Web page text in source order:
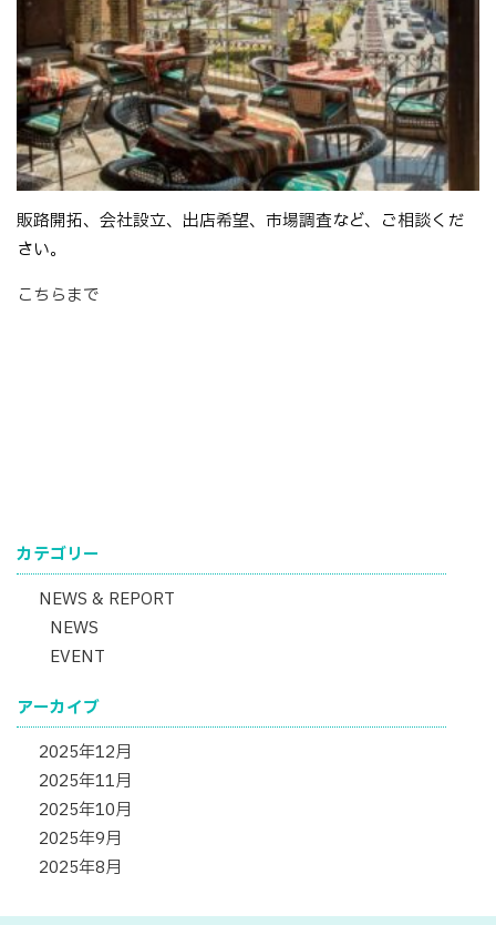
販路開拓、会社設立、出店希望、市場調査など、ご相談くだ
さい。
こちらまで
カテゴリー
NEWS & REPORT
NEWS
EVENT
アーカイブ
2025年12月
2025年11月
2025年10月
2025年9月
2025年8月